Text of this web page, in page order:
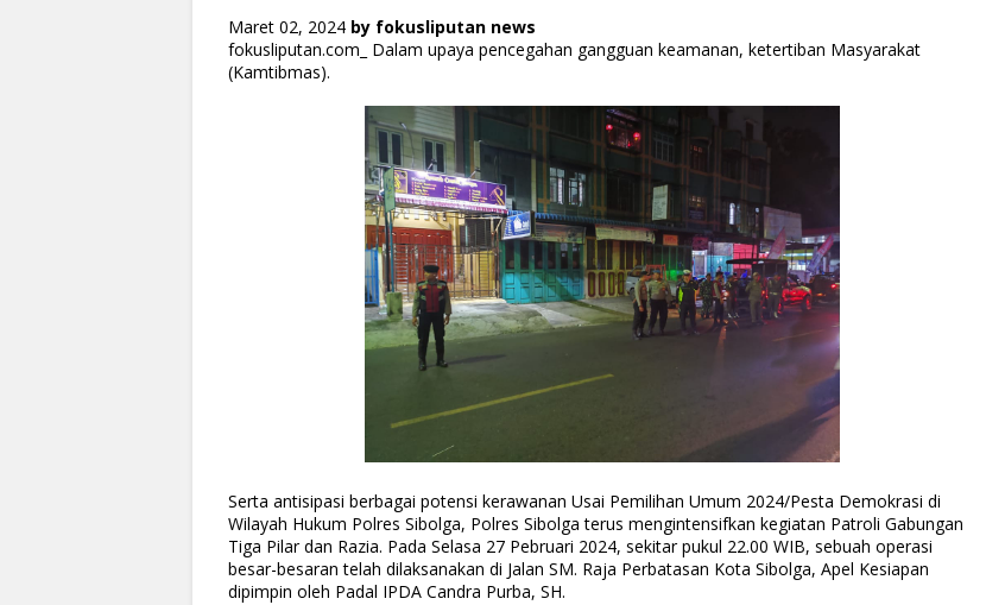
Maret 02, 2024 by fokusliputan news
fokusliputan.com_ Dalam upaya pencegahan gangguan keamanan, ketertiban Masyarakat
(Kamtibmas).
Serta antisipasi berbagai potensi kerawanan Usai Pemilihan Umum 2024/Pesta Demokrasi di
Wilayah Hukum Polres Sibolga, Polres Sibolga terus mengintensifkan kegiatan Patroli Gabungan
Tiga Pilar dan Razia. Pada Selasa 27 Pebruari 2024, sekitar pukul 22.00 WIB, sebuah operasi
besar-besaran telah dilaksanakan di Jalan SM. Raja Perbatasan Kota Sibolga, Apel Kesiapan
dipimpin oleh Padal IPDA Candra Purba, SH.